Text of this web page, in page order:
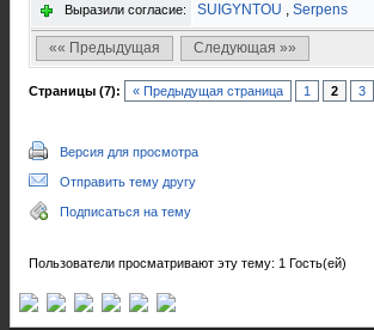
Выразили согласие: SUIGYNTOU , Serpens
«« Предыдущая Следующая »»
Страницы (7): « Предыдущая страница 1 2 3
Версия для просмотра
Отправить тему другу
Подписаться на тему
Пользователи просматривают эту тему: 1 Гость(ей)